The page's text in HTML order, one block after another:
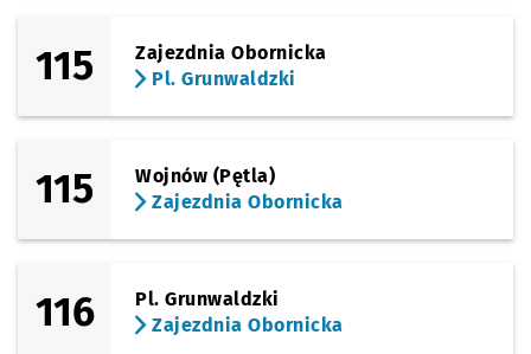
115
Zajezdnia Obornicka
Pl. Grunwaldzki
115
Wojnów (Pętla)
Zajezdnia Obornicka
116
Pl. Grunwaldzki
Zajezdnia Obornicka